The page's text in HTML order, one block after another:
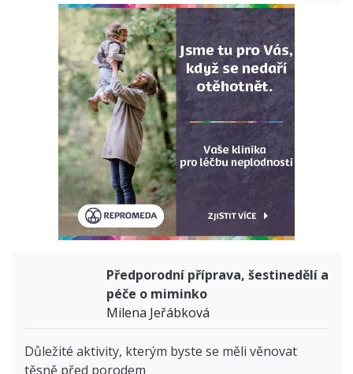
Předporodní příprava, šestinedělí a
péče o miminko
Milena Jeřábková
Důležité aktivity, kterým byste se měli věnovat
těsně před porodem